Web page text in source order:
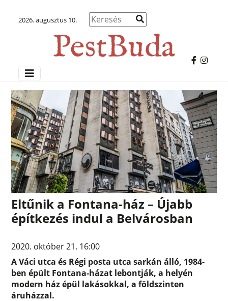
2026. augusztus 10.
Eltűnik a Fontana-ház – Újabb
építkezés indul a Belvárosban
2020. október 21. 16:00
A Váci utca és Régi posta utca sarkán álló, 1984-
ben épült Fontana-házat lebontják, a helyén
modern ház épül lakásokkal, a földszinten
áruházzal.